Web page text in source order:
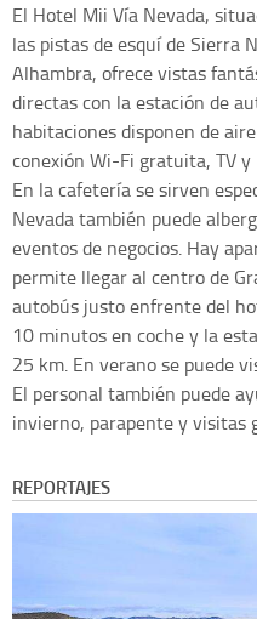
El Hotel Mii Vía Nevada,
las pistas de esquí de Sierra
Alhambra, ofrece vistas
directas con la estación de
habitaciones disponen de
conexión Wi-Fi gratuita, TV y
En la cafetería se sirven
Nevada también puede
eventos de negocios. Hay
permite llegar al centro de
autobús justo enfrente del
10 minutos en coche y la
25 km. En verano se puede
El personal también puede
invierno, parapente y visitas
REPORTAJES